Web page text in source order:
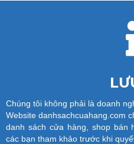
Chúng tôi không phải là doanh
Website danhsachcuahang.com
danh sách cửa hàng, shop bán
các bạn tham khảo trước khi